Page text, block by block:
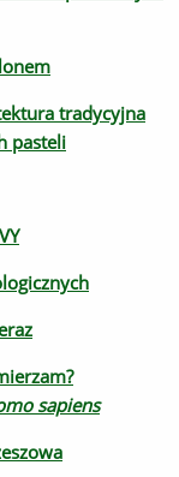
tradycyjna
pasteli
sapiens